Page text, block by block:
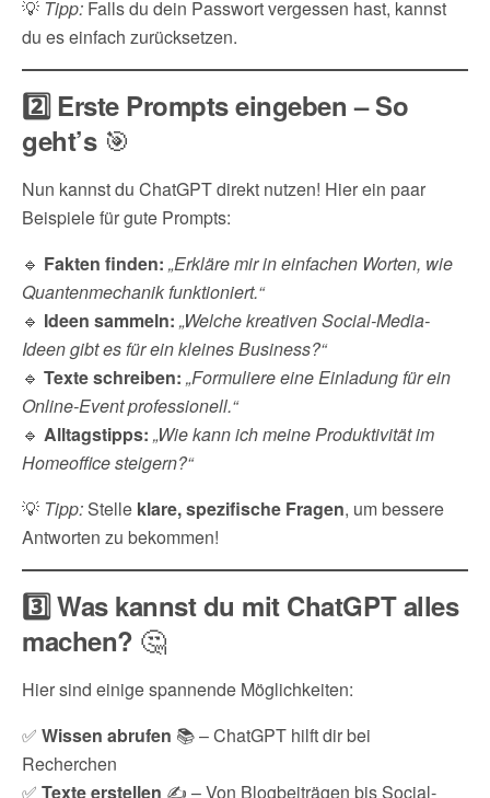
💡 Tipp: Falls du dein Passwort vergessen hast, kannst
du es einfach zurücksetzen.
2️⃣ Erste Prompts eingeben – So
geht’s🎯
Nun kannst du ChatGPT direkt nutzen! Hier ein paar
Beispiele für gute Prompts:
🔹 Fakten finden: „Erkläre mir in einfachen Worten, wie
Quantenmechanik funktioniert.“
🔹 Ideen sammeln: „Welche kreativen Social-Media-
Ideen gibt es für ein kleines Business?“
🔹 Texte schreiben: „Formuliere eine Einladung für ein
Online-Event professionell.“
🔹 Alltagstipps: „Wie kann ich meine Produktivität im
Homeoffice steigern?“
💡 Tipp: Stelle klare, spezifische Fragen, um bessere
Antworten zu bekommen!
3️⃣ Was kannst du mit ChatGPT alles
machen? 🤔
Hier sind einige spannende Möglichkeiten:
✅ Wissen abrufen 📚 – ChatGPT hilft dir bei
Recherchen
✅ Texte erstellen ✍️ – Von Blogbeiträgen bis Social-